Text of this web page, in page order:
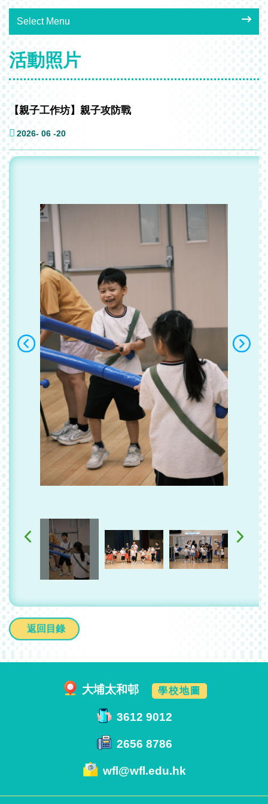
Select Menu
活動照片
【親子工作坊】親子攻防戰
2026- 06 -20
返回目錄
大埔太和邨 學校地圖
3612 9012
2656 8786
wfl@wfl.edu.hk